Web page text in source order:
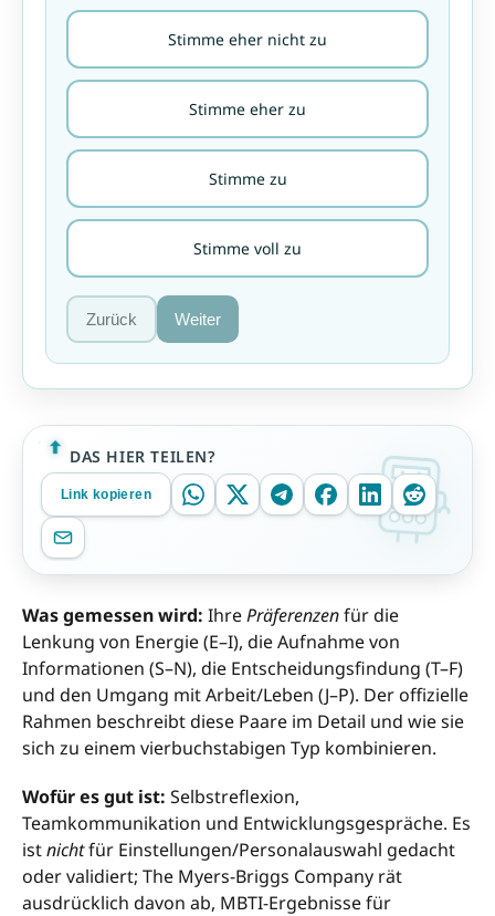
Stimme eher nicht zu
Stimme eher zu
Stimme zu
Stimme voll zu
Zurück Weiter
DAS HIER TEILEN?
Link kopieren
Was gemessen wird: IhrePräferenzenfür die
Lenkung von Energie (E–I), die Aufnahme von
Informationen (S–N), die Entscheidungsfindung (T–F)
und den Umgang mit Arbeit/Leben (J–P). Der offizielle
Rahmen beschreibt diese Paare im Detail und wie sie
sich zu einem vierbuchstabigen Typ kombinieren.
Wofür es gut ist: Selbstreflexion,
Teamkommunikation und Entwicklungsgespräche. Es
istnichtfür Einstellungen/Personalauswahl gedacht
oder validiert; The Myers-Briggs Company rät
ausdrücklich davon ab, MBTI-Ergebnisse für